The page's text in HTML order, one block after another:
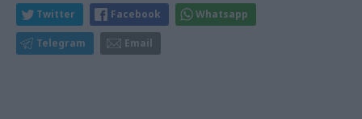
Twitter Facebook Whatsapp
Telegram Email